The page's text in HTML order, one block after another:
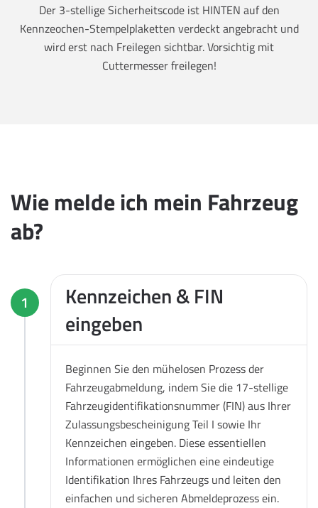
Der 3-stellige Sicherheitscode ist HINTEN auf den
Kennzeochen-Stempelplaketten verdeckt angebracht und
wird erst nach Freilegen sichtbar. Vorsichtig mit
Cuttermesser freilegen!
Wie melde ich mein Fahrzeug
ab?
1
Kennzeichen & FIN
eingeben
Beginnen Sie den mühelosen Prozess der
Fahrzeugabmeldung, indem Sie die 17-stellige
Fahrzeugidentifikationsnummer (FIN) aus Ihrer
Zulassungsbescheinigung Teil I sowie Ihr
Kennzeichen eingeben. Diese essentiellen
Informationen ermöglichen eine eindeutige
Identifikation Ihres Fahrzeugs und leiten den
einfachen und sicheren Abmeldeprozess ein.